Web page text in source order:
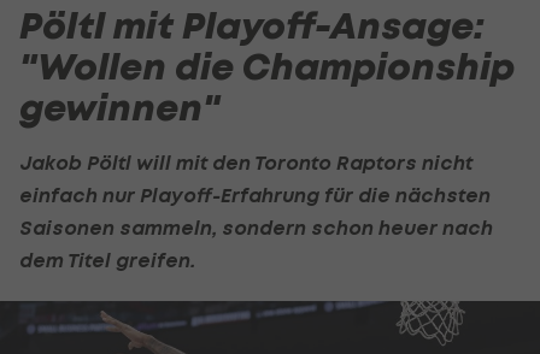
Pöltl mit Playoff-Ansage:
"Wollen die Championship
gewinnen"
Jakob Pöltl will mit den Toronto Raptors nicht
einfach nur Playoff-Erfahrung für die nächsten
Saisonen sammeln, sondern schon heuer nach
dem Titel greifen.